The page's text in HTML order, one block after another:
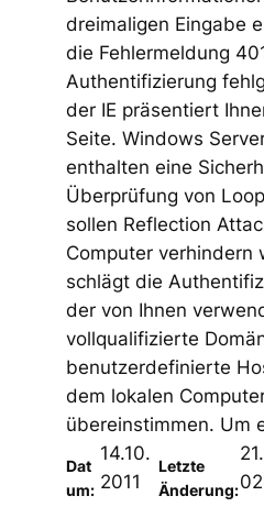
dreimaligen Eingabe
die Fehlermeldung
Authentifizierung
der IE präsentiert
Seite. Windows
enthalten eine
Überprüfung von
sollen Reflection
Computer verhindern
schlägt die
der von Ihnen
vollqualifizierte
benutzerdefinierte
dem lokalen
übereinstimmen. Um
Dat
um:
14.10.
2011
Letzte
Änderung: